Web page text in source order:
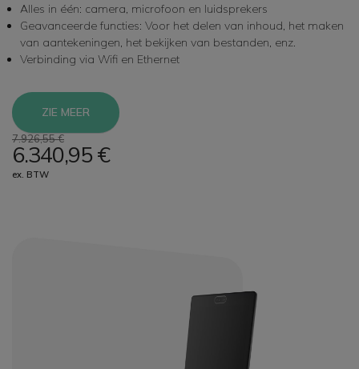
Alles in één: camera, microfoon en luidsprekers
Geavanceerde functies: Voor het delen van inhoud, het maken
van aantekeningen, het bekijken van bestanden, enz.
Verbinding via Wifi en Ethernet
ZIE MEER
7.926,55 €
6.340,95 €
ex. BTW